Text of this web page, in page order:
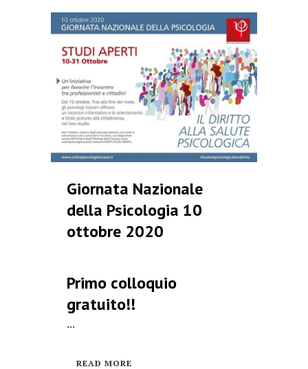
Giornata Nazionale
della Psicologia 10
ottobre 2020
Primo colloquio
gratuito!!
...
READ MORE